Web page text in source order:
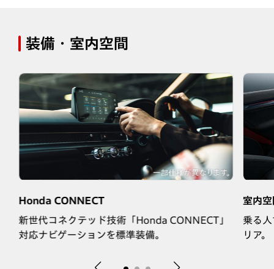
装備・室内空間
Honda CONNECT
新世代コネクテッド技術「Honda CONNECT」
対応ナビゲーションを標準装備。
室内
乗る
リア。